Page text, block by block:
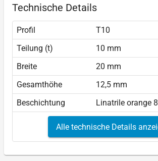
Technische Details
Profil
T10
Teilung (t)
10 mm
Breite
20 mm
Gesamthöhe
12,5 mm
Beschichtung
Linatrile orange
Alle technische Details